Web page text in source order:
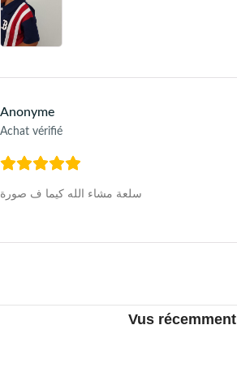
Anonyme
Achat vérifié
سلعة مشاء الله كيما ف صورة
Vus récemment